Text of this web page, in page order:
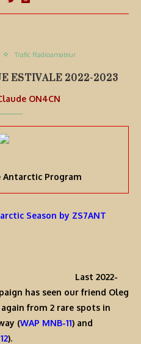
Trafic Radioamateur
ESTIVALE 2022-2023
ON4CN
Antarctic Program
Season by ZS7ANT
Last 2022-
has seen our friend Oleg
from 2 rare spots in
(WAP MNB-11) and
2).